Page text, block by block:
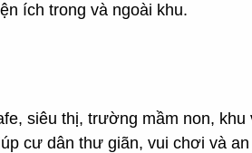
ích trong và ngoài khu.
siêu thị, trường mầm non, khu
cư dân thư giãn, vui chơi và an